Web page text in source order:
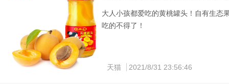
大人小孩都爱吃的黄桃罐头！自有生态
吃的不得了！
天猫 2021/8/31 23:56:46